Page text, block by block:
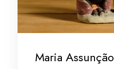
Maria Assunção